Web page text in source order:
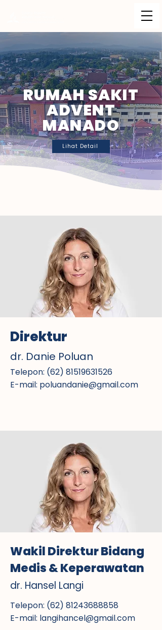
RUMAH SAKIT
ADVENT
MANADO
Lihat Detail
Direktur
dr. Danie Poluan
Telepon: (62) 81519631526
E-mail: poluandanie@gmail.com
Wakil Direktur Bidang
Medis & Keperawatan
dr. Hansel Langi
Telepon: (62) 81243688858
E-mail: langihancel@gmail.com